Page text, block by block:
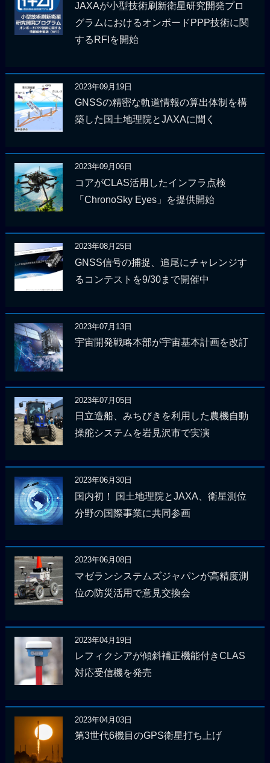
JAXAが小型技術刷新衛星研究開発プロ
グラムにおけるオンボードPPP技術に関
するRFIを開始
2023年09月19日
GNSSの精密な軌道情報の算出体制を構
築した国土地理院とJAXAに聞く
2023年09月06日
コアがCLAS活用したインフラ点検
「ChronoSky Eyes」を提供開始
2023年08月25日
GNSS信号の捕捉、追尾にチャレンジす
るコンテストを9/30まで開催中
2023年07月13日
宇宙開発戦略本部が宇宙基本計画を改訂
2023年07月05日
日立造船、みちびきを利用した農機自動
操舵システムを岩見沢市で実演
2023年06月30日
国内初！ 国土地理院とJAXA、衛星測位
分野の国際事業に共同参画
2023年06月08日
マゼランシステムズジャパンが高精度測
位の防災活用で意見交換会
2023年04月19日
レフィクシアが傾斜補正機能付きCLAS
対応受信機を発売
2023年04月03日
第3世代6機目のGPS衛星打ち上げ